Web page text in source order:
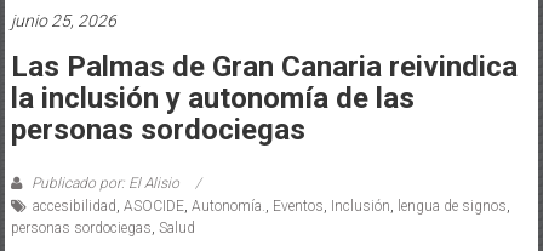
junio 25, 2026
Las Palmas de Gran Canaria reivindica
la inclusión y autonomía de las
personas sordociegas
Publicado por: El Alisio
accesibilidad ASOCIDE, Autonomía. Eventos Inclusión lengua de signos
personas sordociegas Salud